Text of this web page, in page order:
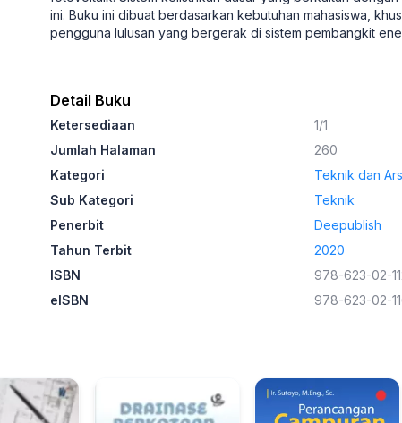
ini. Buku ini dibuat berdasarkan kebutuhan mahasiswa,
pengguna lulusan yang bergerak di sistem pembangkit
Detail Buku
Ketersediaan
1/1
Jumlah Halaman
260
Kategori
Teknik dan
Sub Kategori
Teknik
Penerbit
Deepublish
Tahun Terbit
2020
ISBN
978-623-02-
eISBN
978-623-02-